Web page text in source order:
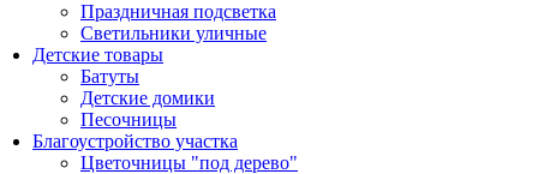
Праздничная подсветка
Светильники уличные
Детские товары
Батуты
Детские домики
Песочницы
Благоустройство участка
Цветочницы "под дерево"